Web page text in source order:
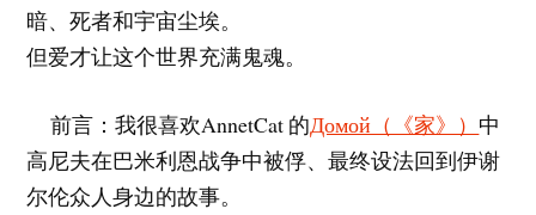
暗、死者和宇宙尘埃。
但爱才让这个世界充满鬼魂。
前言：我很喜欢AnnetCat 的Домой（《家》） 中
高尼夫在巴米利恩战争中被俘、最终设法回到伊谢
尔伦众人身边的故事。